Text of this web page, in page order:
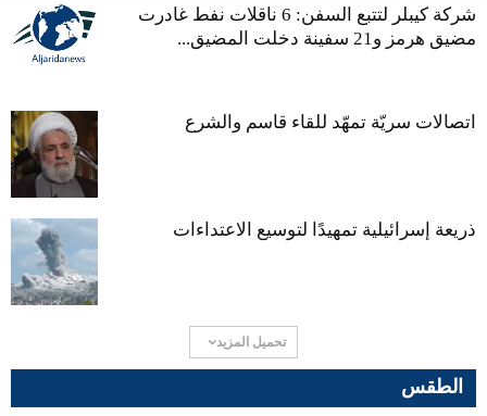
شركة كيبلر لتتبع السفن: 6 ناقلات نفط غادرت
مضيق هرمز و21 سفينة دخلت المضيق...
اتصالات سريّة تمهّد للقاء قاسم والشرع
ذريعة إسرائيلية تمهيدًا لتوسيع الاعتداءات
تحميل المزيد
الطقس